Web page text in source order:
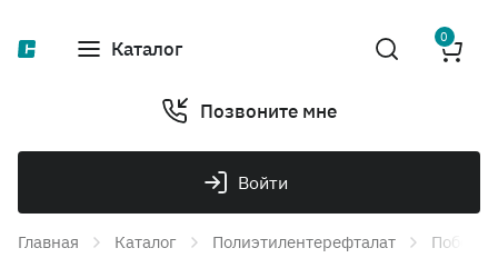
Каталог 0
Позвоните мне
Войти
Главная Каталог Полиэтилентерефталат